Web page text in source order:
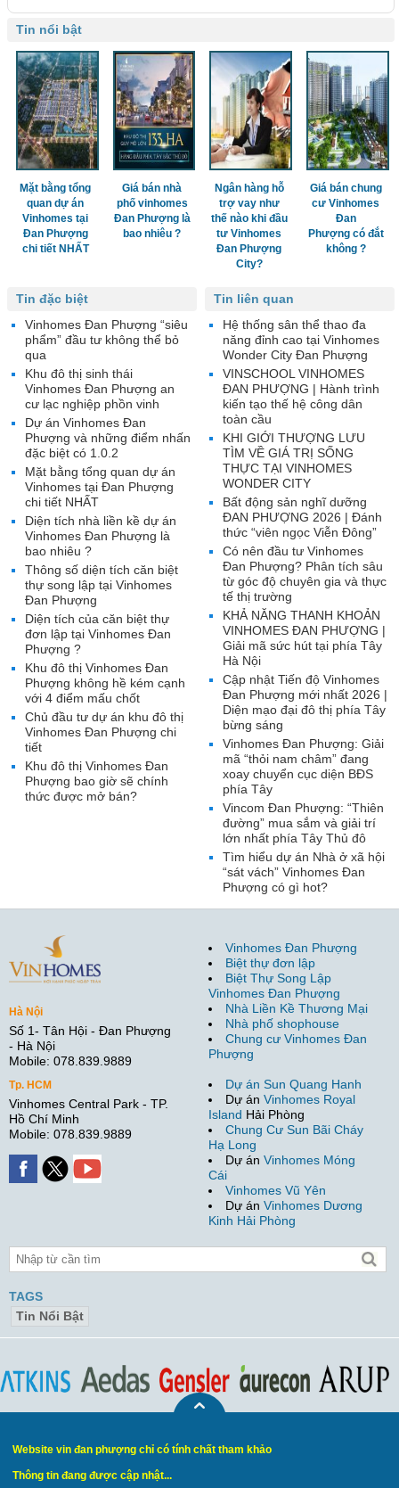
Tin nổi bật
Mặt bằng tổng
quan dự án
Vinhomes tại
Đan Phượng
chi tiết NHẤT
Giá bán nhà
phố vinhomes
Đan Phượng là
bao nhiêu ?
Ngân hàng hỗ
trợ vay như
thế nào khi đầu
tư Vinhomes
Đan Phượng
City?
Giá bán chung
cư Vinhomes
Đan
Phượng có đắt
không ?
Tin liên quan
Hệ thống sân thể thao đa
năng đỉnh cao tại Vinhomes
Wonder City Đan Phượng
VINSCHOOL VINHOMES
ĐAN PHƯỢNG | Hành trình
kiến tạo thế hệ công dân
toàn cầu
KHI GIỚI THƯỢNG LƯU
TÌM VỀ GIÁ TRỊ SỐNG
THỰC TẠI VINHOMES
WONDER CITY
Bất động sản nghĩ dưỡng
ĐAN PHƯỢNG 2026 | Đánh
thức “viên ngọc Viễn Đông”
Có nên đầu tư Vinhomes
Đan Phượng? Phân tích sâu
từ góc độ chuyên gia và thực
tế thị trường
KHẢ NĂNG THANH KHOẢN
VINHOMES ĐAN PHƯỢNG |
Giải mã sức hút tại phía Tây
Hà Nội
Cập nhật Tiến độ Vinhomes
Đan Phượng mới nhất 2026 |
Diện mạo đại đô thị phía Tây
bừng sáng
Vinhomes Đan Phượng: Giải
mã “thỏi nam châm” đang
xoay chuyển cục diện BĐS
phía Tây
Vincom Đan Phượng: “Thiên
đường” mua sắm và giải trí
lớn nhất phía Tây Thủ đô
Tìm hiểu dự án Nhà ở xã hội
“sát vách” Vinhomes Đan
Phượng có gì hot?
Tin đặc biệt
Vinhomes Đan Phượng “siêu
phẩm” đầu tư không thể bỏ
qua
Khu đô thị sinh thái
Vinhomes Đan Phượng an
cư lạc nghiệp phồn vinh
Dự án Vinhomes Đan
Phượng và những điểm nhấn
đặc biệt có 1.0.2
Mặt bằng tổng quan dự án
Vinhomes tại Đan Phượng
chi tiết NHẤT
Diện tích nhà liền kề dự án
Vinhomes Đan Phượng là
bao nhiêu ?
Thông số diện tích căn biệt
thự song lập tại Vinhomes
Đan Phượng
Diện tích của căn biệt thự
đơn lập tại Vinhomes Đan
Phượng ?
Khu đô thị Vinhomes Đan
Phượng không hề kém cạnh
với 4 điểm mấu chốt
Chủ đầu tư dự án khu đô thị
Vinhomes Đan Phượng chi
tiết
Khu đô thị Vinhomes Đan
Phượng bao giờ sẽ chính
thức được mở bán?
Hà Nội
Số 1- Tân Hội - Đan Phượng
- Hà Nội
Mobile: 078.839.9889
Tp. HCM
Vinhomes Central Park - TP.
Hồ Chí Minh
Mobile: 078.839.9889
Vinhomes Đan Phượng
Biệt thự đơn lập
Biệt Thự Song Lập
Vinhomes Đan Phượng
Nhà Liền Kề Thương Mại
Nhà phố shophouse
Chung cư Vinhomes Đan
Phượng
Dự án Sun Quang Hanh
Dự án Vinhomes Royal
Island Hải Phòng
Chung Cư Sun Bãi Cháy
Hạ Long
Dự án Vinhomes Móng
Cái
Vinhomes Vũ Yên
Dự án Vinhomes Dương
Kinh Hải Phòng
TAGS
Tin Nổi Bật
Website vin đan phượng chỉ có tính chất tham khảo
Thông tin đang được cập nhật...